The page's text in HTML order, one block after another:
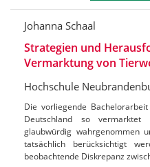
Johanna Schaal
Strategien und
Vermarktung von
Hochschule
Die vorliegende
Deutschland so
glaubwürdig wahrgenommen
tatsächlich berücksichtigt
beobachtende Diskrepanz